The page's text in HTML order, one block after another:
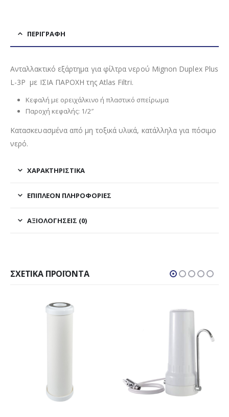
ΠΕΡΙΓΡΑΦΉ
Ανταλλακτικό εξάρτημα για φίλτρα νερού Mignon Duplex Plus
L-3P με ΙΣΙΑ ΠΑΡΟΧΗ της Atlas Filtri.
Κεφαλή με ορειχάλκινο ή πλαστικό σπείρωμα
Παροχή κεφαλής: 1/2″
Κατασκευασμένα από μη τοξικά υλικά, κατάλληλα για πόσιμο
νερό.
ΧΑΡΑΚΤΗΡΙΣΤΙΚΑ
ΕΠΙΠΛΈΟΝ ΠΛΗΡΟΦΟΡΊΕΣ
ΑΞΙΟΛΟΓΉΣΕΙΣ (0)
ΣΧΕΤΙΚΆ ΠΡΟΪΌΝΤΑ